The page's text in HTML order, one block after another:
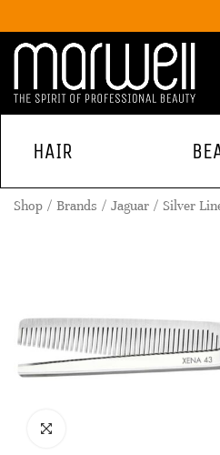
HAIR
Shop Brands Jaguar Silver